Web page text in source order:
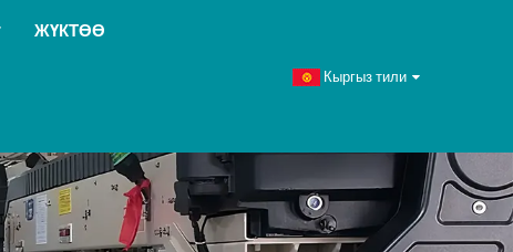
ЖҮКТӨӨ
Кыргыз тили